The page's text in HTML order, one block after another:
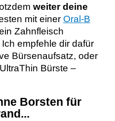
weiter deine
mit einer Oral-B
Zahnfleisch
empfehle dir dafür
Bürsenaufsatz, oder
Bürste –
Borsten für